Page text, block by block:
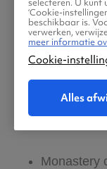
Nationaal
in het 480
Monastery
‘Cookie-
beschikbaar is.
verwerken,
meer informatie
Cookie-
Alles